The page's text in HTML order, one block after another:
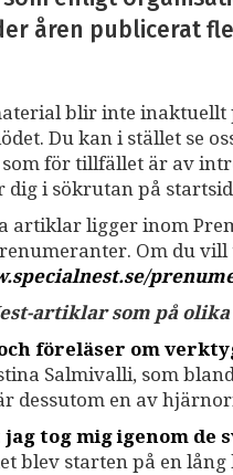
åren publicerat
blir inte
Du kan i stället se
för tillfället är av
dig i sökrutan på
artiklar ligger inom
Om du
/
artiklar som på
föreläser om
Salmivalli, som
dessutom en av
tog mig igenom de
blev starten på en